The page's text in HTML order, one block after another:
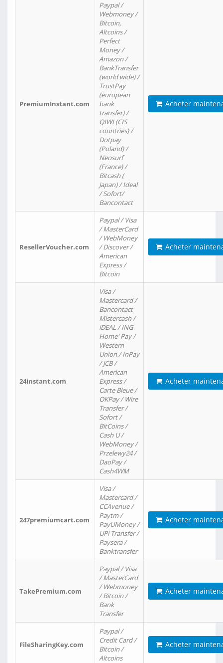
PremiumInstant.com
Paypal /
Webmoney /
Bitcoin,
Altcoins /
Perfect
Money /
Amazon /
BankTransfer
(world wide) /
TrustPay
(european
bank
transfer) /
QIWI (CIS
countries) /
Dotpay
(Poland) /
Neosurf
(France) /
Bitcash (
Japan) / Ideal
/ Sofort/
Bancontact
Acheter
ResellerVoucher.com
Paypal / Visa
/ MasterCard
/ WebMoney
/ Discover /
American
Express /
Bitcoin
Acheter
24instant.com
Visa /
Mastercard /
Bancontact
Mistercash /
iDEAL / ING
Home' Pay /
Western
Union / InPay
/ JCB /
American
Express /
Carte Bleue /
OKPay / Wire
Transfer /
Sofort /
BitCoins /
Cash U /
WebMoney /
Przelewy24 /
DaoPay /
Cash4WM
Acheter
247premiumcart.com
Visa /
Mastercard /
CCAvenue /
Paytm /
PayUMoney /
UPi Transfer /
Paysera /
Banktransfer
Acheter
TakePremium.com
Paypal / Visa
/ MasterCard
/ Webmoney
/ Bitcoin /
Bank
Transfer
Acheter
FileSharingKey.com
Paypal /
Credit Card /
Bitcoin /
Altcoins
Acheter